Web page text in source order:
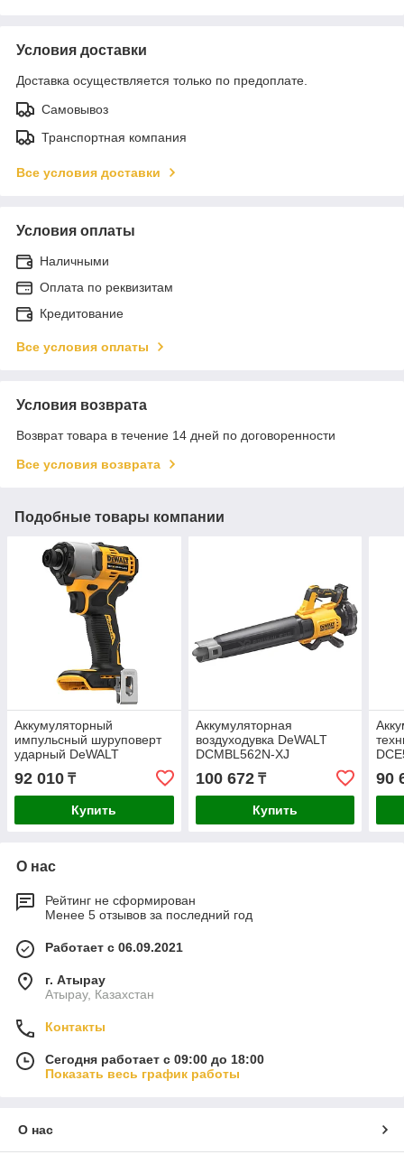
Условия доставки
Доставка осуществляется только по предоплате.
Самовывоз
Транспортная компания
Все условия доставки
Условия оплаты
Наличными
Оплата по реквизитам
Кредитование
Все условия оплаты
Условия возврата
Возврат товара в течение 14 дней по договоренности
Все условия возврата
Подобные товары компании
Аккумуляторный
импульсный шуруповерт
ударный DeWALT
DCF840N-XJ
92 010 ₸
Купить
Аккумуляторная
воздуходувка DeWALT
DCMBL562N-XJ
100 672₸
Купить
90
О нас
Рейтинг не сформирован
Менее 5 отзывов за последний год
Работает с 06.09.2021
г. Атырау
Атырау, Казахстан
Контакты
Сегодня работает с 09:00 до 18:00
Показать весь график работы
О нас